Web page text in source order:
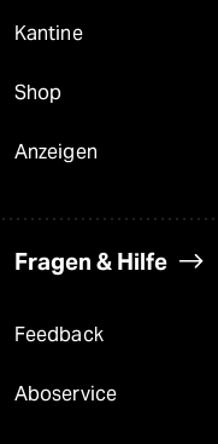
Kantine
Shop
Anzeigen
Fragen & Hilfe
Feedback
Aboservice